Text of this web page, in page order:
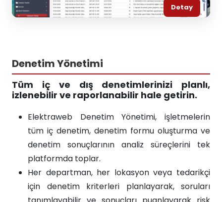
Detay
Denetim Yönetimi
Tüm iç ve dış denetimlerinizi planlı,
izlenebilir ve raporlanabilir hale getirin.
Elektraweb Denetim Yönetimi, işletmelerin
tüm iç denetim, denetim formu oluşturma ve
denetim sonuçlarının analiz süreçlerini tek
platformda toplar.
Her departman, her lokasyon veya tedarikçi
için denetim kriterleri planlayarak, soruları